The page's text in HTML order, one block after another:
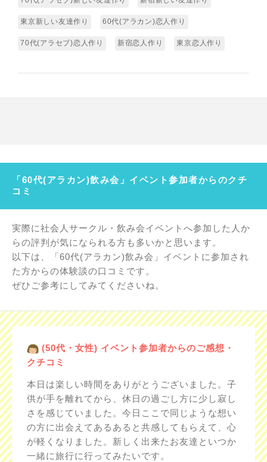
東京新しい友達作り 60代(アラカン)恋人作り
70代(アラセブ)恋人作り 新宿恋人作り 東京恋人作り
「60代(アラカン)飲み会」イベント参加者からのクチ
コミ
実際に社会人サークル・飲み会イベントへ参加した人か
らの評判が気になられる方も多いかと思います。
以下は、「60代(アラカン)飲み会」イベントに参加され
た方からの体験談の口コミです。
ぜひご参考にしてみてくださいね。
(50代・女性) イベント参加者からのご感想・
クチコミ
本日は楽しい時間をありがとうございました。子
供が手を離れてから、休日の過ごし方に少し寂し
さを感じていました。今日ここで同じような想い
の方に出会えてあるあると共感してもらえて、心
が軽くなりました。新しく出来たお友達といつか
一緒に旅行に行ってみたいです。